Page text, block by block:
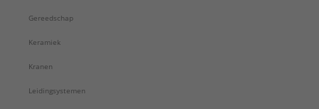
Gereedschap
Keramiek
Kranen
Leidingsystemen